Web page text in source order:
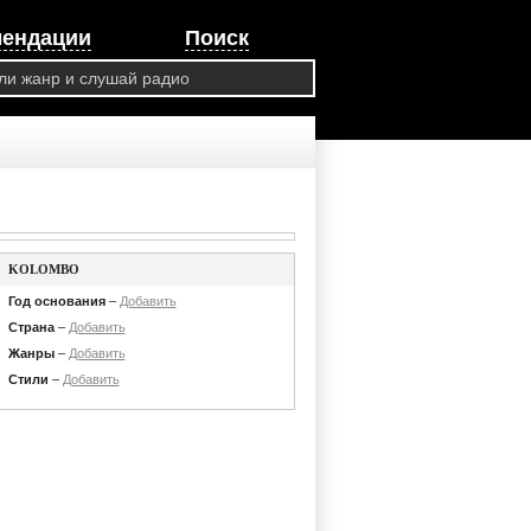
Поиск
KOLOMBO
Год основания– Добавить
Страна– Добавить
Жанры– Добавить
Стили – Добавить